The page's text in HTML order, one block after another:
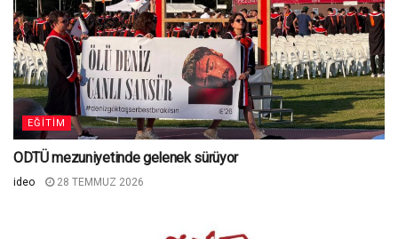
EĞITIM
ODTÜ mezuniyetinde gelenek sürüyor
ideo 28 TEMMUZ 2026